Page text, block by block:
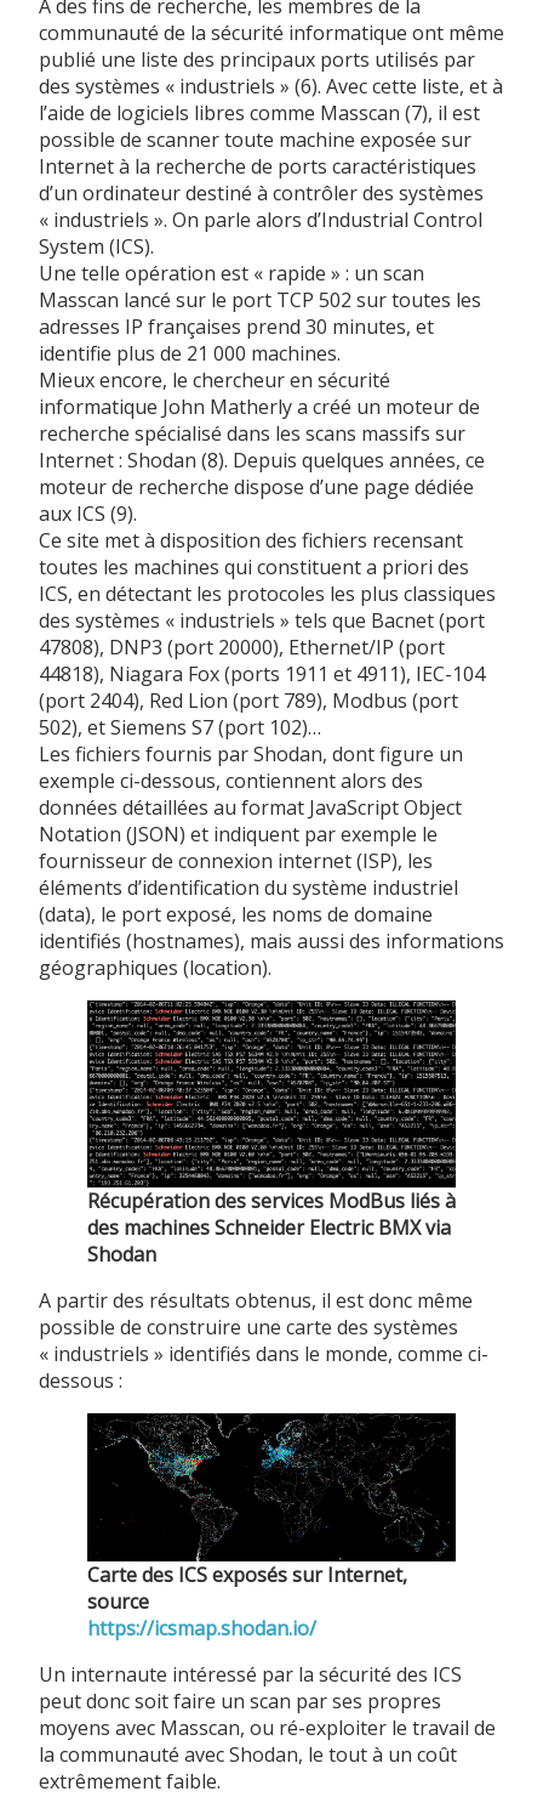
A des fins de recherche, les membres de la
communauté de la sécurité informatique ont même
publié une liste des principaux ports utilisés par
des systèmes « industriels » (6). Avec cette liste, et à
l’aide de logiciels libres comme Masscan (7), il est
possible de scanner toute machine exposée sur
Internet à la recherche de ports caractéristiques
d’un ordinateur destiné à contrôler des systèmes
« industriels ». On parle alors d’Industrial Control
System (ICS).
Une telle opération est « rapide » : un scan
Masscan lancé sur le port TCP 502 sur toutes les
adresses IP françaises prend 30 minutes, et
identifie plus de 21 000 machines.
Mieux encore, le chercheur en sécurité
informatique John Matherly a créé un moteur de
recherche spécialisé dans les scans massifs sur
Internet : Shodan (8). Depuis quelques années, ce
moteur de recherche dispose d’une page dédiée
aux ICS (9).
Ce site met à disposition des fichiers recensant
toutes les machines qui constituent a priori des
ICS, en détectant les protocoles les plus classiques
des systèmes « industriels » tels que Bacnet (port
47808), DNP3 (port 20000), Ethernet/IP (port
44818), Niagara Fox (ports 1911 et 4911), IEC-104
(port 2404), Red Lion (port 789), Modbus (port
502), et Siemens S7 (port 102)…
Les fichiers fournis par Shodan, dont figure un
exemple ci-dessous, contiennent alors des
données détaillées au format JavaScript Object
Notation (JSON) et indiquent par exemple le
fournisseur de connexion internet (ISP), les
éléments d’identification du système industriel
(data), le port exposé, les noms de domaine
identifiés (hostnames), mais aussi des informations
géographiques (location).
Récupération des services ModBus liés à
des machines Schneider Electric BMX via
Shodan
A partir des résultats obtenus, il est donc même
possible de construire une carte des systèmes
« industriels » identifiés dans le monde, comme ci-
dessous :
Carte des ICS exposés sur Internet,
source
https://icsmap.shodan.io/
Un internaute intéressé par la sécurité des ICS
peut donc soit faire un scan par ses propres
moyens avec Masscan, ou ré-exploiter le travail de
la communauté avec Shodan, le tout à un coût
extrêmement faible.